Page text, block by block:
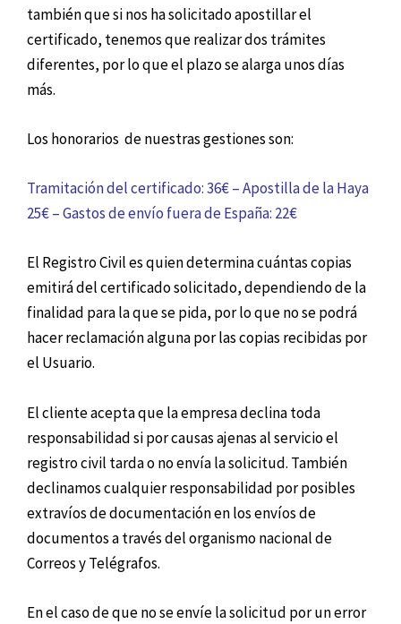
también que si nos ha solicitado apostillar el
certificado, tenemos que realizar dos trámites
diferentes, por lo que el plazo se alarga unos días
más.
Los honorarios de nuestras gestiones son:
Tramitación del certificado: 36€ – Apostilla de la Haya
25€ – Gastos de envío fuera de España: 22€
El Registro Civil es quien determina cuántas copias
emitirá del certificado solicitado, dependiendo de la
finalidad para la que se pida, por lo que no se podrá
hacer reclamación alguna por las copias recibidas por
el Usuario.
El cliente acepta que la empresa declina toda
responsabilidad si por causas ajenas al servicio el
registro civil tarda o no envía la solicitud. También
declinamos cualquier responsabilidad por posibles
extravíos de documentación en los envíos de
documentos a través del organismo nacional de
Correos y Telégrafos.
En el caso de que no se envíe la solicitud por un error